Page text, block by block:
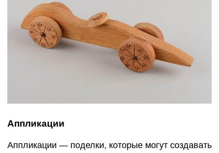
Аппликации
Аппликации — поделки, которые могут создавать